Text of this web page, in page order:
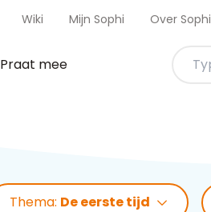
Wiki Mijn Sophi Over Sophi
Praat mee
Thema: De eerste tijd